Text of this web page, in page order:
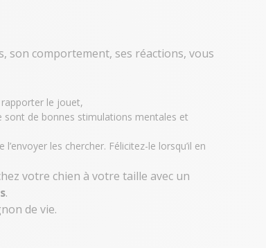
son comportement, ses réactions, vous
le jouet,
sont de bonnes stimulations mentales et
les chercher. Félicitez-le lorsqu’il en
votre chien à votre taille avec un
.
de vie.